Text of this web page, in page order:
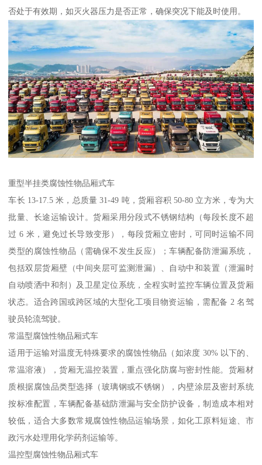
否处于有效期，如灭火器压力是否正常，确保突况下能及时使用。​
重型半挂类腐蚀性物品厢式车​
车长 13-17.5 米，总质量 31-49 吨，货厢容积 50-80 立方米，专为大
批量、长途运输设计。货厢采用分段式不锈钢结构（每段长度不超
过 6 米，避免过长导致变形），每段货厢立密封，可同时运输不同
类型的腐蚀性物品（需确保不发生反应）；车辆配备防泄漏系统，
包括双层货厢壁（中间夹层可监测泄漏）、自动中和装置（泄漏时
自动喷洒中和剂）及卫星定位系统，全程实时监控车辆位置及货厢
状态。适合跨国或跨区域的大型化工项目物资运输，需配备 2 名驾
驶员轮流驾驶。​
常温型腐蚀性物品厢式车​
适用于运输对温度无特殊要求的腐蚀性物品（如浓度 30% 以下的、
常温溶液），货厢无温控装置，重点强化防腐与密封性能。货厢材
质根据腐蚀品类型选择（玻璃钢或不锈钢），内壁涂层及密封系统
按标准配置，车辆配备基础防泄漏与安全防护设备，制造成本相对
较低，适合大多数常规腐蚀性物品运输场景，如化工原料短途、市
政污水处理用化学药剂运输等。​
温控型腐蚀性物品厢式车​